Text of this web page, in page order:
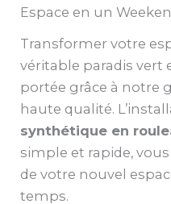
Espace en un
Transformer votre
véritable paradis vert
portée grâce à notre
haute qualité.
synthétique en
simple et rapide,
de votre nouvel
temps.